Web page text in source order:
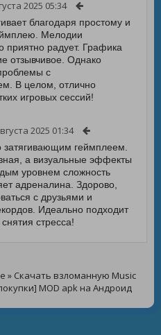
2025 05:34
благодаря простому и
Мелодии
приятно радует. Графика
отзывчивое. Однако
с
В целом, отлично
игровых сессий!
2025 01:34
затягивающим геймплеем.
а визуальные эффекты
уровнем сложность
адреналина. Здорово,
с друзьями и
Идеально подходит
стресса!
» Скачать взломанную Music
MOD apk на Андроид